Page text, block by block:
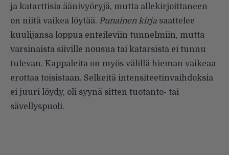
ja katarttisia äänivyöryjä, mutta allekirjoittaneen
on niitä vaikea löytää. Punainen kirja saattelee
kuulijansa loppua enteileviin tunnelmiin, mutta
varsi­naista siiville nousua tai katarsista ei tunnu
tulevan. Kappaleita on myös välillä hieman vaikeaa
erottaa toisistaan. Selkeitä intensiteetin­vaihdoksia
ei juuri löydy, oli syynä sitten tuotanto- tai
sävellyspuoli.